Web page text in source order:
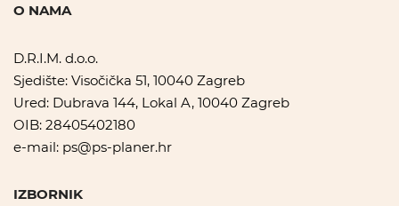
O NAMA
D.R.I.M. d.o.o.
Sjedište: Visočička 51, 10040 Zagreb
Ured: Dubrava 144, Lokal A, 10040 Zagreb
OIB: 28405402180
e-mail: ps@ps-planer.hr
IZBORNIK